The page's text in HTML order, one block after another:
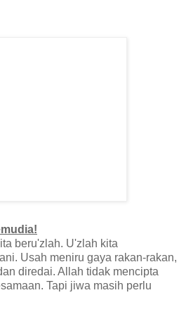
beru'zlah. U'zlah kita
Usah meniru gaya rakan-rakan,
diredai. Allah tidak mencipta
Tapi jiwa masih perlu